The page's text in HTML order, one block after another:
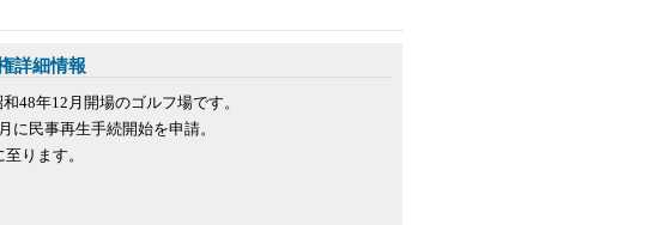
詳細情報
48年12月開場のゴルフ場です。
民事再生手続開始を申請。
ります。